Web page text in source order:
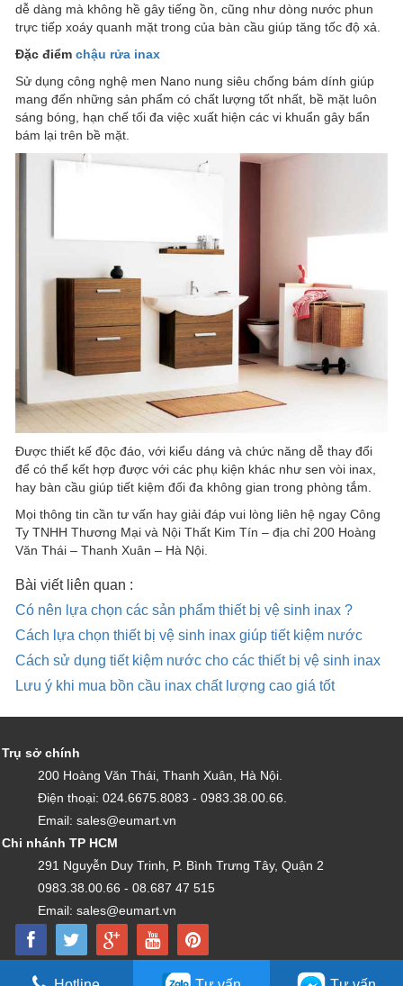
dễ dàng mà không hề gây tiếng ồn, cũng như dòng nước phun
trực tiếp xoáy quanh mặt trong của bàn cầu giúp tăng tốc độ xả.
Đặc điểm chậu rửa inax
Sử dụng công nghệ men Nano nung siêu chống bám dính giúp
mang đến những sản phẩm có chất lượng tốt nhất, bề mặt luôn
sáng bóng, hạn chế tối đa việc xuất hiện các vi khuẩn gây bẩn
bám lại trên bề mặt.
Được thiết kế độc đáo, với kiểu dáng và chức năng dễ thay đổi
để có thể kết hợp được với các phụ kiện khác như sen vòi inax,
hay bàn cầu giúp tiết kiệm đối đa không gian trong phòng tắm.
Mọi thông tin cần tư vấn hay giải đáp vui lòng liên hệ ngay Công
Ty TNHH Thương Mại và Nội Thất Kim Tín – địa chỉ 200 Hoàng
Văn Thái – Thanh Xuân – Hà Nội.
Bài viết liên quan :
Có nên lựa chọn các sản phẩm thiết bị vệ sinh inax ?
Cách lựa chọn thiết bị vệ sinh inax giúp tiết kiệm nước
Cách sử dụng tiết kiệm nước cho các thiết bị vệ sinh inax
Lưu ý khi mua bồn cầu inax chất lượng cao giá tốt
Trụ sở chính
200 Hoàng Văn Thái, Thanh Xuân, Hà Nội.
Điện thoại: 024.6675.8083 - 0983.38.00.66.
Email: sales@eumart.vn
Chi nhánh TP HCM
291 Nguyễn Duy Trinh, P. Bình Trưng Tây, Quận 2
0983.38.00.66 - 08.687 47 515
Email: sales@eumart.vn
Copyright by Kim Tín LTD - Được vận hành bởi Công ty TNHH Thương mại và nội